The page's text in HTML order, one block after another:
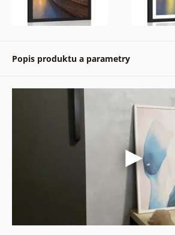
Popis produktu a parametry